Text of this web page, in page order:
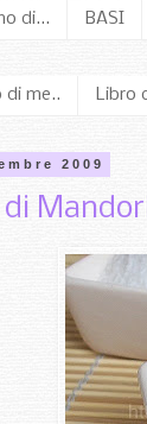
di... BASI
di me.. Libro
2009
di